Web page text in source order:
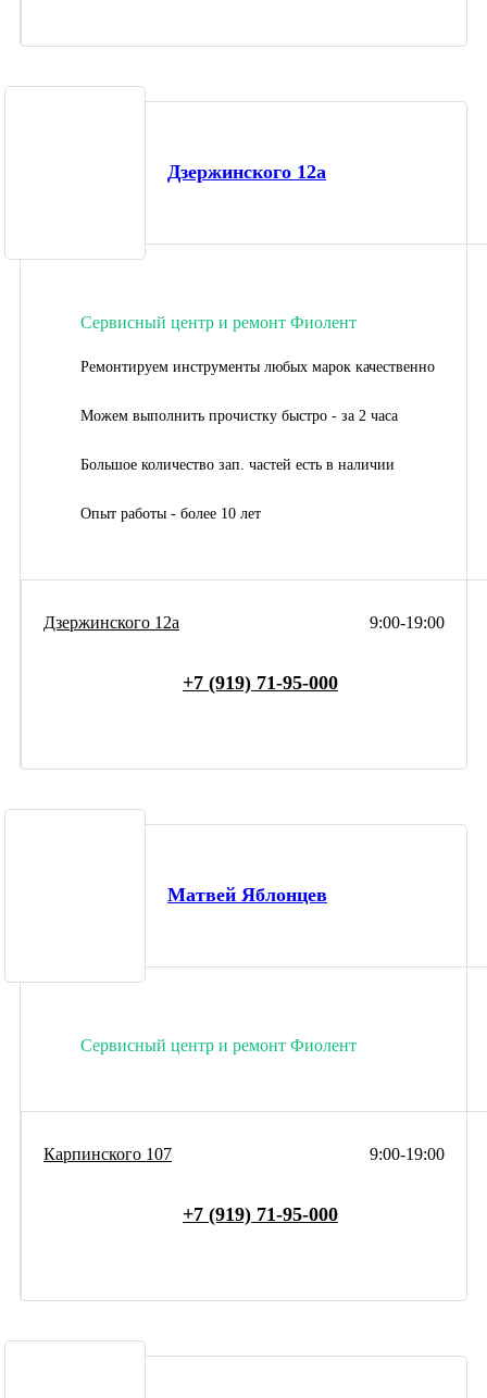
Дзержинского 12а
Сервисный центр и ремонт Фиолент
Ремонтируем инструменты любых марок качественно
Можем выполнить прочистку быстро - за 2 часа
Большое количество зап. частей есть в наличии
Опыт работы - более 10 лет
9:00-19:00
Дзержинского 12а
+7 (919) 71-95-000
Матвей Яблонцев
Сервисный центр и ремонт Фиолент
9:00-19:00
Карпинского 107
+7 (919) 71-95-000